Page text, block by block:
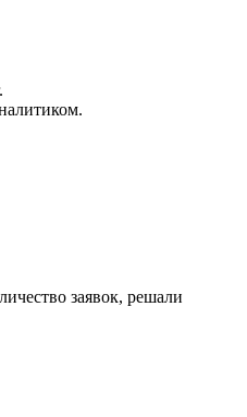
заявок, решали